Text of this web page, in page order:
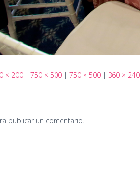
× 200 | 750 × 500 | 750 × 500 | 360 × 240
publicar un comentario.